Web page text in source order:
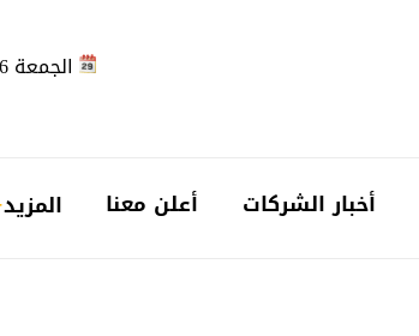
الجمعة 2026-08-07
أخبار الشركات أعلن معنا المزيد